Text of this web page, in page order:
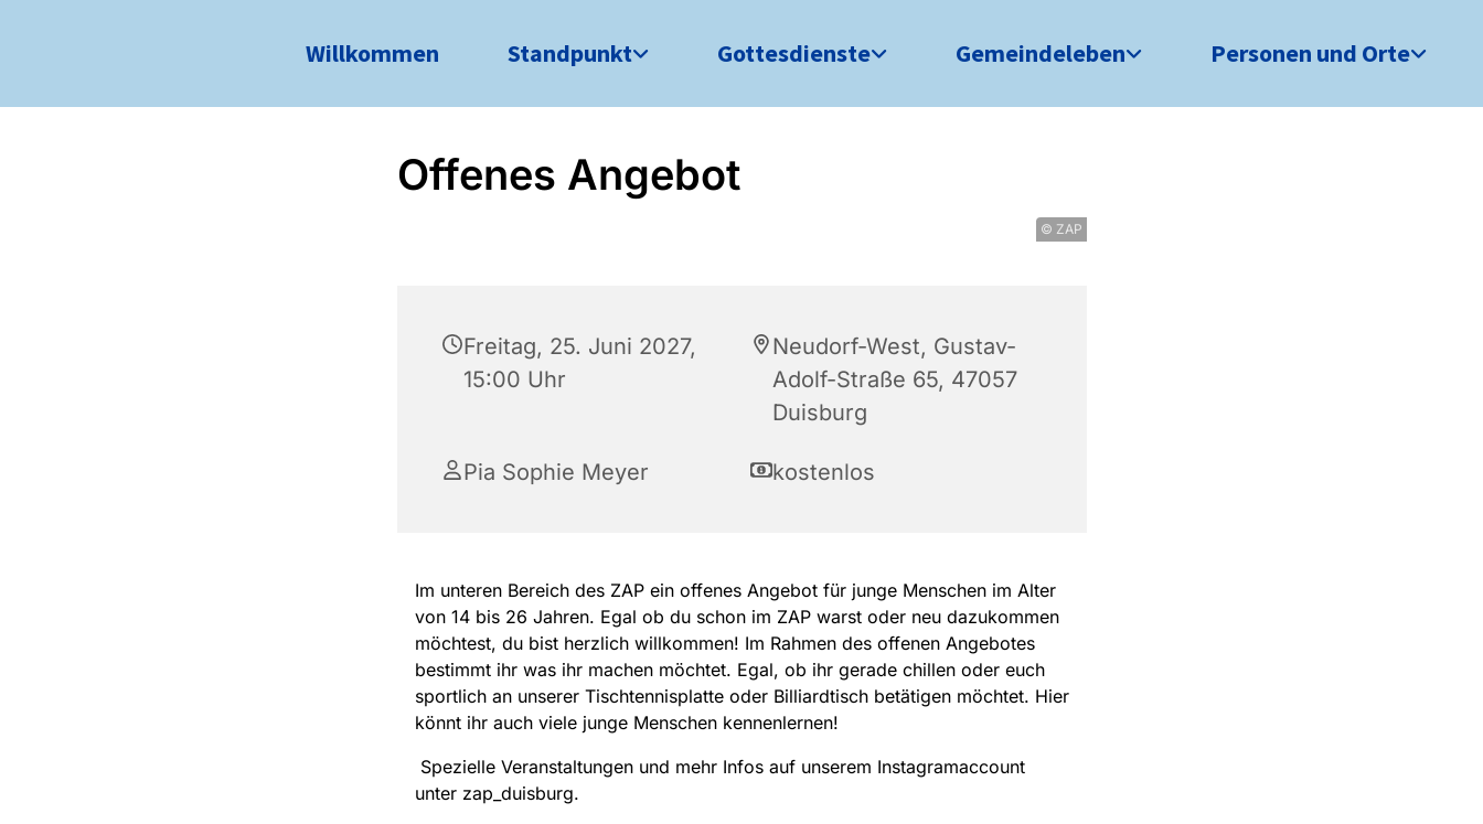
Willkommen Standpunkt Gottesdienste Gemeindeleben Personen und Orte
Offenes Angebot
© ZAP
Freitag, 25. Juni 2027,
15:00 Uhr
Neudorf-West, Gustav-
Adolf-Straße 65, 47057
Duisburg
Pia Sophie Meyer kostenlos
Im unteren Bereich des ZAP ein offenes Angebot für junge Menschen im Alter
von 14 bis 26 Jahren. Egal ob du schon im ZAP warst oder neu dazukommen
möchtest, du bist herzlich willkommen! Im Rahmen des offenen Angebotes
bestimmt ihr was ihr machen möchtet. Egal, ob ihr gerade chillen oder euch
sportlich an unserer Tischtennisplatte oder Billiardtisch betätigen möchtet. Hier
könnt ihr auch viele junge Menschen kennenlernen!
Spezielle Veranstaltungen und mehr Infos auf unserem Instagramaccount
unter zap_duisburg.